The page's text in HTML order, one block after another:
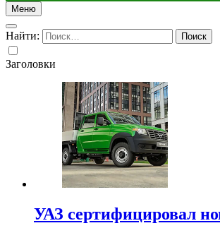
Меню
Найти:
Заголовки
УАЗ сертифицировал